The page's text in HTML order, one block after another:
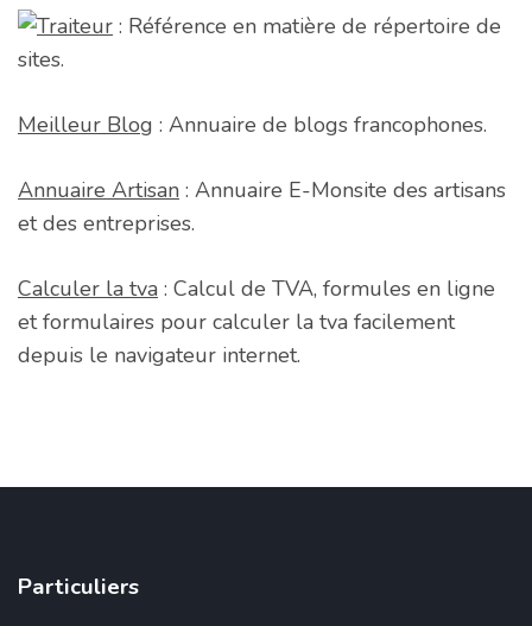
: Référence en matière de répertoire de
sites.
Meilleur Blog : Annuaire de blogs francophones.
Annuaire Artisan : Annuaire E-Monsite des artisans
et des entreprises.
Calculer la tva : Calcul de TVA, formules en ligne
et formulaires pour calculer la tva facilement
depuis le navigateur internet.
Particuliers